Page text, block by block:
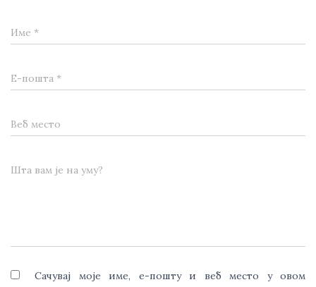
Име *
Е-пошта *
Веб место
Шта вам је на уму?
Сачувај моје име, е-пошту и веб место у овом